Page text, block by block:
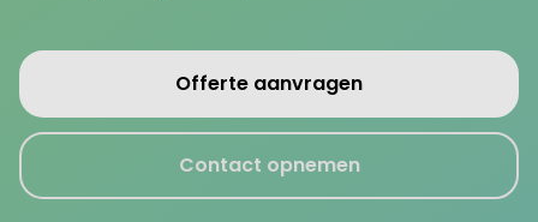
Offerte aanvragen
Contact opnemen